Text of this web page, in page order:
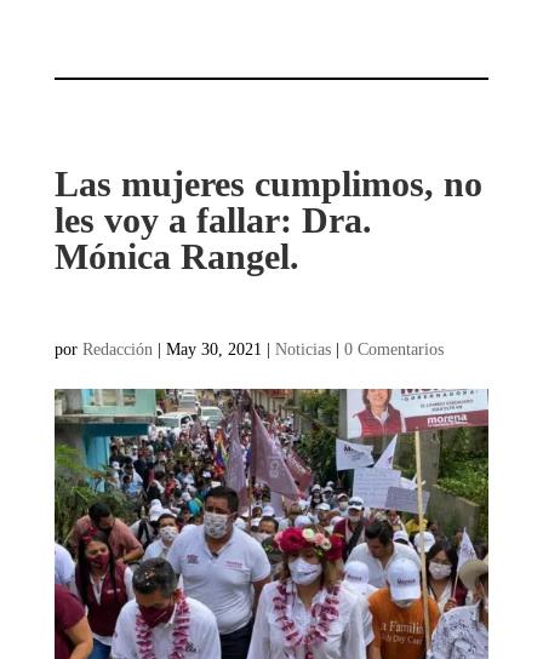
Las mujeres cumplimos, no
les voy a fallar: Dra.
Mónica Rangel.
por Redacción | May 30, 2021 | Noticias| 0 Comentarios